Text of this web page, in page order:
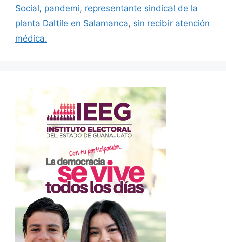
Social, pandemi, representante sindical de la
planta Daltile en Salamanca, sin recibir atención
médica.